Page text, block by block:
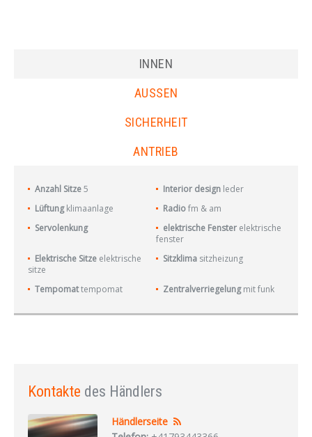
INNEN
AUSSEN
SICHERHEIT
ANTRIEB
Anzahl Sitze 5 Interior design leder
Lüftung klimaanlage Radio fm & am
Servolenkung
elektrische Fenster elektrische
fenster
Elektrische Sitze elektrische
sitze
Sitzklima sitzheizung
Tempomat tempomat Zentralverriegelung mit funk
Kontakte des Händlers
Händlerseite